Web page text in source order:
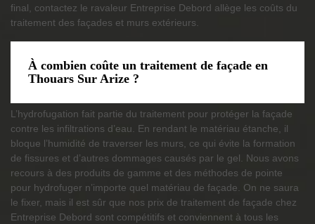
final, contactez le ravaleur Entreprise Debord allège les coûts du
traitement des façades et murs extérieurs.
À combien coûte un traitement de façade en
Thouars Sur Arize ?
L’hydrofugation fait partie du traitement pour protéger la façade
contre les infiltrations d’eau. En rendant le matériau étanche, il
bloque l’humidité de traverser les murs, ce qui évite la formation
de fissures et d’autres dommages causés par le gel. Nous avons
recours à des produits de gamme et des méthodes de pointe
pour hydrofuger n’importe quel matériau de façade. On ne saura
le fixer, mais il est sûr que nos prix de traitement de façade chez
Entreprise Debord sont compétitifs et conviennent à tous les